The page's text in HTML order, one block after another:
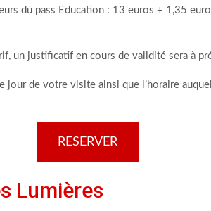
du pass Education : 13 euros + 1,35
un justificatif en cours de validité sera à
jour de votre visite ainsi que l’horaire
RESERVER
Lumières